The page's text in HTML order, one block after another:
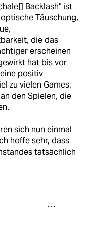
Backlash" ist
Täuschung,
die das
erscheinen
hat bis vor
positiv
zu vielen Games,
den Spielen, die
sich nun einmal
hoffe sehr, dass
tatsächlich